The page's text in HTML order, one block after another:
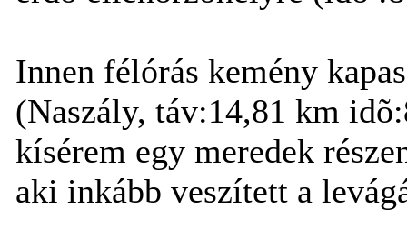
Innen félórás kemény
(Naszály, táv:14,81 km
kísérem egy meredek
aki inkább veszített a